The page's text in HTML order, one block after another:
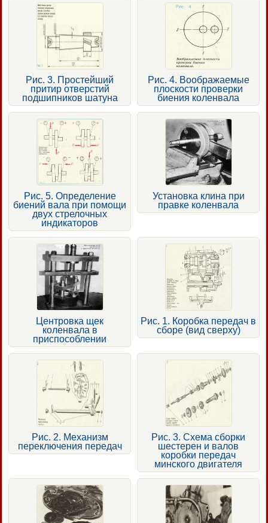
Рис. 3. Простейший
притир отверстий
подшипников шатуна
Рис. 4. Воображаемые
плоскости проверки
биения коленвала
Рис. 5. Определение
биений вала при помощи
двух стрелочных
индикаторов
Установка клина при
правке коленвала
Центровка щек
коленвала в
приспособлении
Рис. 1. Коробка передач в
сборе (вид сверху)
Рис. 2. Механизм
переключения передач
Рис. 3. Схема сборки
шестерен и валов
коробки передач
минского двигателя